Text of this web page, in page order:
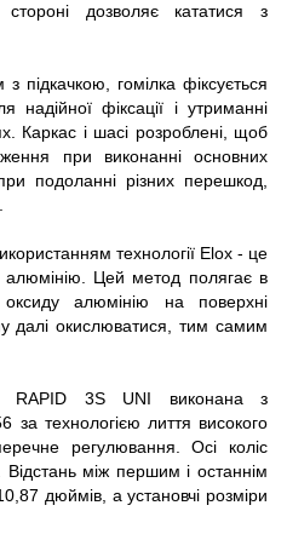
дозволяє кататися з
підкачкою, гомілка фіксується
надійної фіксації і утриманні
Каркас і шасі розроблені, щоб
при виконанні основних
подоланні різних перешкод,
технології Elox - це
алюмінію. Цей метод полягає в
алюмінію на поверхні
далі окислюватися, тим самим
RAPID 3S UNI виконана з
за технологією лиття високого
регулювання. Осі коліс
між першим і останнім
дюймів, а установчі розміри